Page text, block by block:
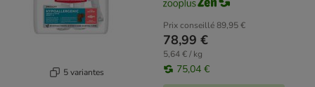
5 variantes
Prix conseillé89,95 €
78,99 €
5,64 € / kg
75,04 €